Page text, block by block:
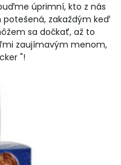
úprimní, kto z nás
zakaždým keď
sa dočkať, až to
zaujímavým menom,
"!